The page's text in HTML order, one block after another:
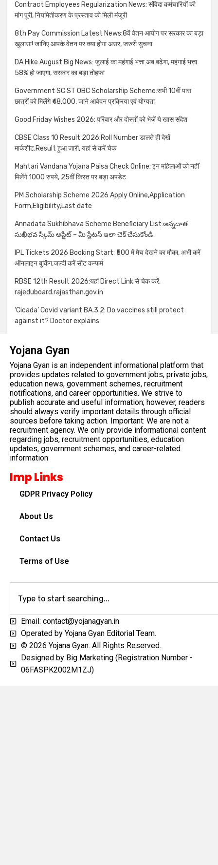
Contract Employees Regularization News: संविदा कर्मचारियों की
मांग पूरी, नियमितीकरण के प्रस्ताव को मिली मंजूरी
8th Pay Commission Latest News:8वें वेतन आयोग पर सरकार का बड़ा
खुलासा! जानिए आपके वेतन पर क्या होगा असर, जरुरी सुचना
DA Hike August Big News: जुलाई का महंगाई भत्ता अब बढ़ेगा, महंगाई भत्ता
58% हो जाएगा, सरकार का बड़ा तोहफा
Government SC ST OBC Scholarship Scheme:सभी 10वीं पास
छात्रों को मिलेंगे ₹48,000, जाने आवेदन प्रक्रिया एवं योग्यता
Good Friday Wishes 2026: परिवार और दोस्तों को भेजें ये खास संदेश
CBSE Class 10 Result 2026:Roll Number डालते ही देखें
मार्कशीट,Result हुआ जारी, यहां से करें चेक
Mahtari Vandana Yojana Paisa Check Online: इन महिलाओं को नहीं
मिलेंगे 1000 रुपये, 25वीं किस्त पर बड़ा अपडेट
PM Scholarship Scheme 2026 Apply Online,Application
Form,Eligibility,Last date
Annadata Sukhibhava Scheme Beneficiary List:అన్నదాత
సుఖీభవ స్కీమ్ అప్డేట్ – మీ స్టేటస్ ఇలా చెక్ చేసుకోండి
IPL Tickets 2026 Booking Start: ₹500 में मैच देखने का मौका, अभी करें
ऑनलाइन बुकिंग,जल्दी करें सीट कन्फर्म
RBSE 12th Result 2026:यहां Direct Link से चेक करें,
rajeduboard.rajasthan.gov.in
‘Cicada’ Covid variant BA.3.2: Do vaccines still protect
against it? Doctor explains
Yojana Gyan
Yojana Gyan is an independent informational platform that
provides updates related to government jobs, private jobs,
education news, government schemes, recruitment
notifications, and career opportunities. We strive to
publish accurate and useful information; however, readers
should always verify important details through official
sources before taking action. Important: We are not a
recruitment agency. We only provide informational content
regarding jobs, recruitment opportunities, education
updates, government schemes, and career-related
information
Imp Links
GDPR Privacy Policy
About Us
Contact Us
Terms of Use
Email: contact@yojanagyan.in
Operated by Yojana Gyan Editorial Team.
© 2026 Yojana Gyan. All Rights Reserved.
Designed by Big Marketing (Registration Number -
06FASPK2002M1ZJ)